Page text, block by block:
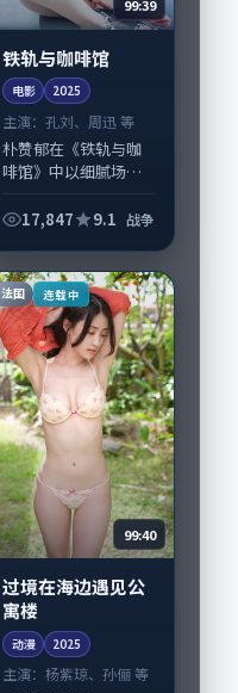
99:39
铁轨与咖啡馆
电影 2025
主演：孔刘、周迅 等
朴赞郁在《铁轨与咖
啡馆》中以细腻场面
孔刘、周迅领衔的表
完成制作协同，2025-
08-17纳...
17,847 9.1 战争
法国 连载中
99:40
过境在海边遇见公
寓楼
动漫 2025
主演：杨紫琼、孙俪 等